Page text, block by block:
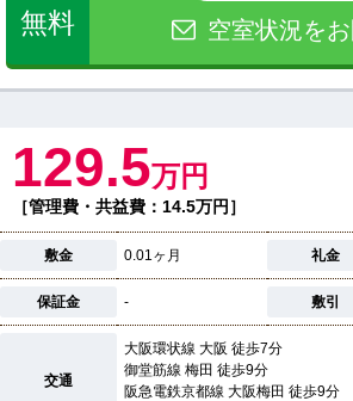
無料 空室状況を
129.5万円
［管理費・共益費：14.5万円］
敷金 0.01ヶ月 礼金
保証金 - 敷引
交通
大阪環状線 大阪 徒歩7分
御堂筋線 梅田 徒歩9分
阪急電鉄京都線 大阪梅田 徒歩9分